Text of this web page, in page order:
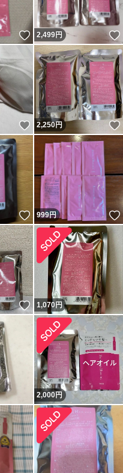
いいね！
2,499円
いいね！
2,250円
いいね！
999円
いいね！
1,070円
2,000円